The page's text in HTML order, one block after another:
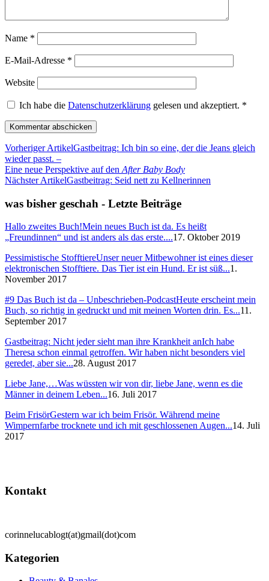
Name *
E-Mail-Adresse *
Website
Ich habe die Datenschutzerklärung gelesen und akzeptiert. *
Vorheriger ArtikelGastbeitrag: Ich bin so eine, der die Jeans gleich
wieder passt. –
Eine neue Perspektive auf den After Baby Body
Nächster ArtikelGastbeitrag: Seid nett zu Kellnerinnen
was bisher geschah - Letzte Beiträge
Hallo zweites Buch!Mein neues Buch ist da. Es heißt
„Freundinnen“ und ist anders als das erste....17. Oktober 2019
Pessimistische StofftiereUnser neuer Mitbewohner ist eines dieser
elektronischen Stofftiere. Das Tier ist ein Hund. Er ist süß...1.
November 2017
#9 Das Buch ist da – Unbeschrieben-PodcastHeute erscheint mein
Buch, so richtig in gedruckt und mit meinen Worten drin. Es...11.
September 2017
Gastbeitrag: Nicht jeder sieht man ihre Krankheit anIch habe
Theresa schon einmal getroffen. Wir haben nicht besonders viel
geredet, aber sie...28. August 2017
Liebe Jane,…Was wüssten wir von dir, liebe Jane, wenn es die
Männer in deinem Leben...16. Juli 2017
Beim FrisörGestern war ich beim Frisör. Während meine
Wimpernfarbe trocknete und ich mit geschlossenen Augen...14. Juli
2017
Kontakt
corinnelucablogt(at)gmail(dot)com
Kategorien